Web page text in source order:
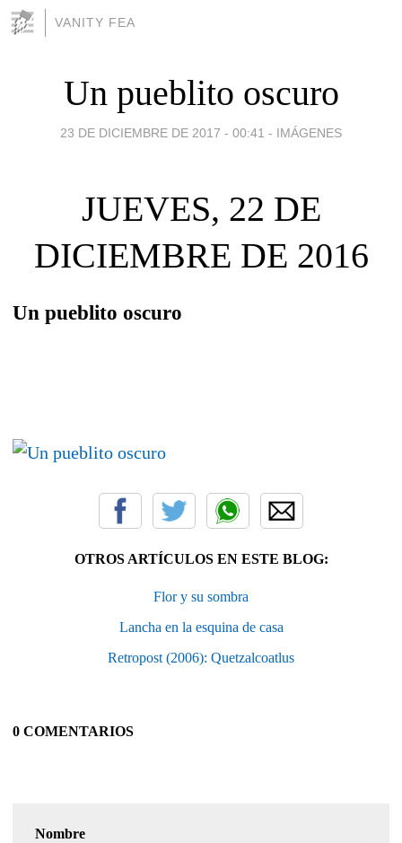
VANITY FEA
Un pueblito oscuro
23 DE DICIEMBRE DE 2017 - 00:41 - IMÁGENES
JUEVES, 22 DE
DICIEMBRE DE 2016
Un pueblito oscuro
OTROS ARTÍCULOS EN ESTE BLOG:
Flor y su sombra
Lancha en la esquina de casa
Retropost (2006): Quetzalcoatlus
0 COMENTARIOS
Nombre